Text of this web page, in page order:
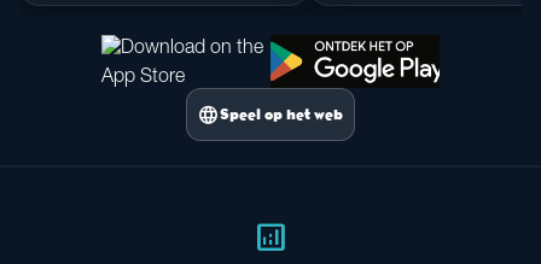
languageSpeel op het web
analytics